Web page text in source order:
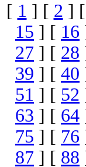
[ 1 ] [ 2 ] [
15 ] [ 16
27 ] [ 28
39 ] [ 40
51 ] [ 52
63 ] [ 64
75 ] [ 76
87 ] [ 88